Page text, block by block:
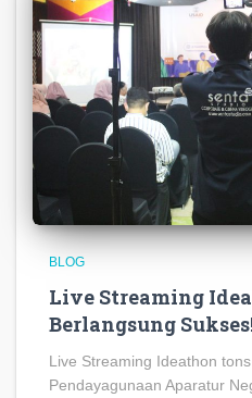
BLOG
Live Streaming
Berlangsung
Live Streaming Ideathon
Pendayagunaan Aparatur